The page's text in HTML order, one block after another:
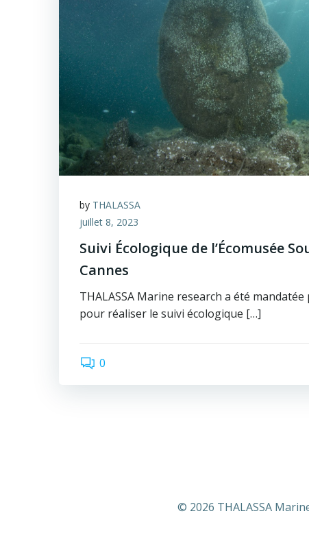
by THALASSA
juillet 8, 2023
Suivi Écologique de l’Écomusée
Cannes
THALASSA Marine research a été mandatée
pour réaliser le suivi écologique […]
0
© 2026 THALASSA